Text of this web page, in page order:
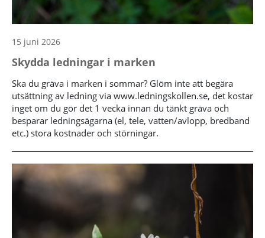
15 juni 2026
Skydda ledningar i marken
Ska du gräva i marken i sommar? Glöm inte att begära
utsättning av ledning via www.ledningskollen.se, det kostar
inget om du gör det 1 vecka innan du tänkt gräva och
besparar ledningsägarna (el, tele, vatten/avlopp, bredband
etc.) stora kostnader och störningar.